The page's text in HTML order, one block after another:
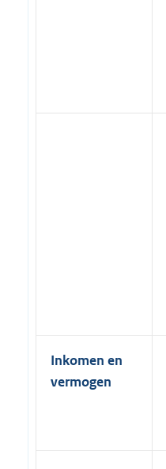
Inkomen en
vermogen